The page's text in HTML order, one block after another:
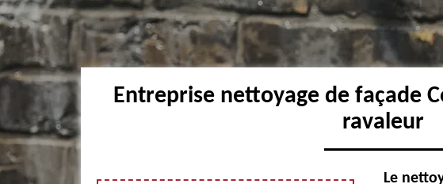
Entreprise nettoyage de façade
ravaleur
Le